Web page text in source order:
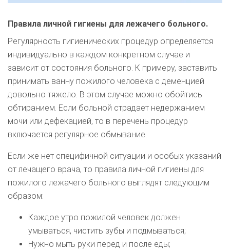
Правила личной гигиены для лежачего больного.
Регулярность гигиенических процедур определяется
индивидуально в каждом конкретном случае и
зависит от состояния больного. К примеру, заставить
принимать ванну пожилого человека с деменцией
довольно тяжело. В этом случае можно обойтись
обтиранием. Если больной страдает недержанием
мочи или дефекацией, то в перечень процедур
включается регулярное обмывание.
Если же нет специфичной ситуации и особых указаний
от лечащего врача, то правила личной гигиены для
пожилого лежачего больного выглядят следующим
образом:
Каждое утро пожилой человек должен
умываться, чистить зубы и подмываться;
Нужно мыть руки перед и после еды;